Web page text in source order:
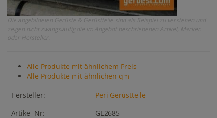
Die abgebildeten Gerüste & Gerüstteile sind als Beispiel zu verstehen und
zeigen nicht zwangsläufig die im Angebot beschriebenen Artikel, Marken
oder Hersteller.
Alle Produkte mit ähnlichem Preis
Alle Produkte mit ähnlichen qm
Hersteller:
Peri Gerüstteile
Artikel-Nr:
GE2685